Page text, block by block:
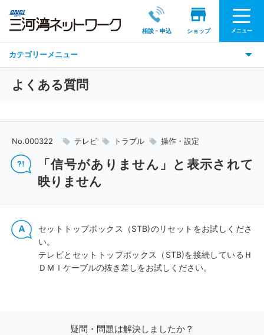
相談・申込 ショップ メニュー
カテゴリーメニュー
よくある質問
No.000322 テレビ トラブル 操作・設定
「信号がありません」と表示されて
映りません
セットトップボックス（STB)のリセットをお試しくださ
い。
テレビとセットトップボックス（STB)を接続しているＨ
ＤＭＩケーブルの抜き差しをお試しください。
疑問・問題は解決しましたか？